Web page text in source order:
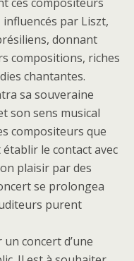
par Liszt,
donnant
compositions, riches
chantantes.
sa souveraine
son sens musical
compositeurs que
le contact avec
plaisir par des
se prolongea
purent
concert d’une